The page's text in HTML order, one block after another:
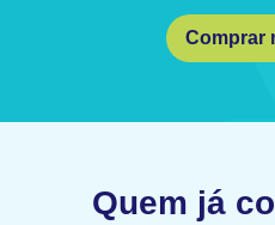
Comprar
Quem já